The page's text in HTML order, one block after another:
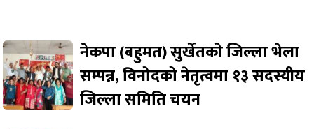
नेकपा (बहुमत) सुर्खेतको जिल्ला भेला
सम्पन्न, विनोदको नेतृत्वमा १३ सदस्यीय
जिल्ला समिति चयन